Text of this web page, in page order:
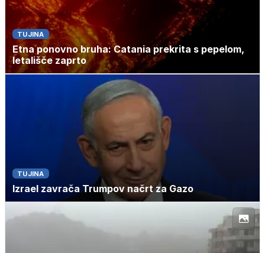
TUJINA
Etna ponovno bruha: Catania prekrita s pepelom,
letališče zaprto
TUJINA
Izrael zavrača Trumpov načrt za Gazo